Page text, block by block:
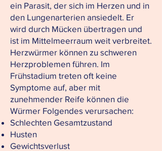
ein Parasit, der sich im Herzen und in
den Lungenarterien ansiedelt. Er
wird durch Mücken übertragen und
ist im Mittelmeerraum weit verbreitet.
Herzwürmer können zu schweren
Herzproblemen führen. Im
Frühstadium treten oft keine
Symptome auf, aber mit
zunehmender Reife können die
Würmer Folgendes verursachen:
Schlechten Gesamtzustand
Husten
Gewichtsverlust